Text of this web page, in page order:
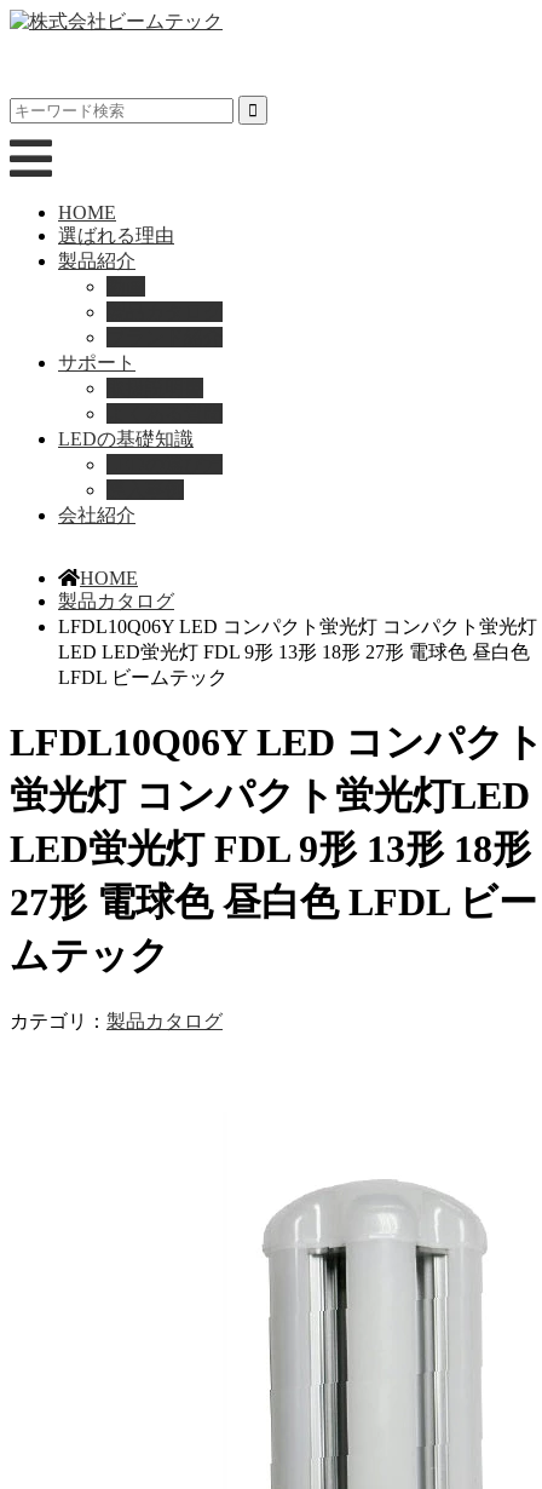
HOME
選ばれる理由
製品紹介
サポート
LEDの基礎知識
会社紹介
HOME
製品カタログ
LFDL10Q06Y LED コンパクト蛍光灯 コンパクト蛍光灯
LED LED蛍光灯 FDL 9形 13形 18形 27形 電球色 昼白色
LFDL ビームテック
LFDL10Q06Y LED コンパク
蛍光灯 コンパクト蛍光灯LED
LED蛍光灯 FDL 9形 13形 18形
27形 電球色 昼白色 LFDL ビー
ムテック
カテゴリ： 製品カタログ